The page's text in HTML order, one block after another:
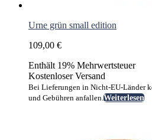
Urne grün small edition
109,00 €
Enthält 19% Mehrwertsteuer
Kostenloser Versand
Bei Lieferungen in Nicht-EU-Länder
und Gebühren anfallen.Weiterlesen